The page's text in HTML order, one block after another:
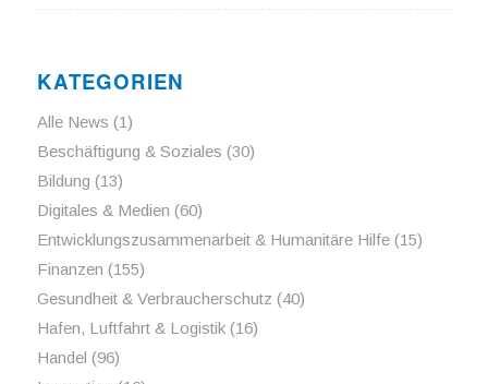
KATEGORIEN
Alle News (1)
Beschäftigung & Soziales (30)
Bildung (13)
Digitales & Medien (60)
Entwicklungszusammenarbeit & Humanitäre Hilfe(15)
Finanzen (155)
Gesundheit & Verbraucherschutz (40)
Hafen, Luftfahrt & Logistik(16)
Handel (96)